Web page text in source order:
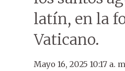
latín, en la
Vaticano.
Mayo 16, 2025 10:17 a.